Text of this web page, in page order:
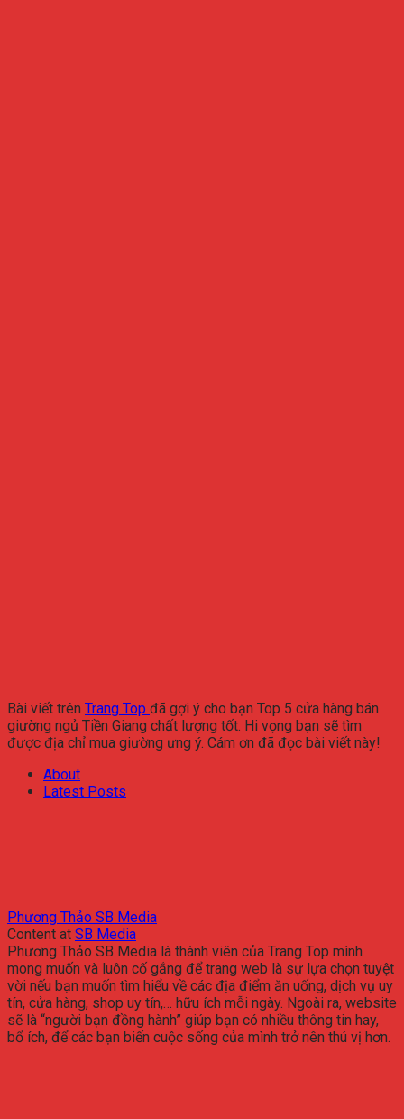
Bài viết trên Trang Top đã gợi ý cho bạn Top 5 cửa hàng bán
giường ngủ Tiền Giang chất lượng tốt. Hi vọng bạn sẽ tìm
được địa chỉ mua giường ưng ý. Cám ơn đã đọc bài viết này!
About
Latest Posts
Phương Thảo SB Media
Content at SB Media
Phương Thảo SB Media là thành viên của Trang Top mình
mong muốn và luôn cố gắng để trang web là sự lựa chọn tuyệt
vời nếu bạn muốn tìm hiểu về các địa điểm ăn uống, dịch vụ uy
tín, cửa hàng, shop uy tín,… hữu ích mỗi ngày. Ngoài ra, website
sẽ là “người bạn đồng hành” giúp bạn có nhiều thông tin hay,
bổ ích, để các bạn biến cuộc sống của mình trở nên thú vị hơn.